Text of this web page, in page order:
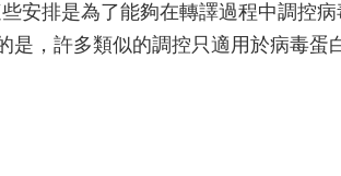
安排是為了能夠在轉譯過程中調控病
是，許多類似的調控只適用於病毒蛋